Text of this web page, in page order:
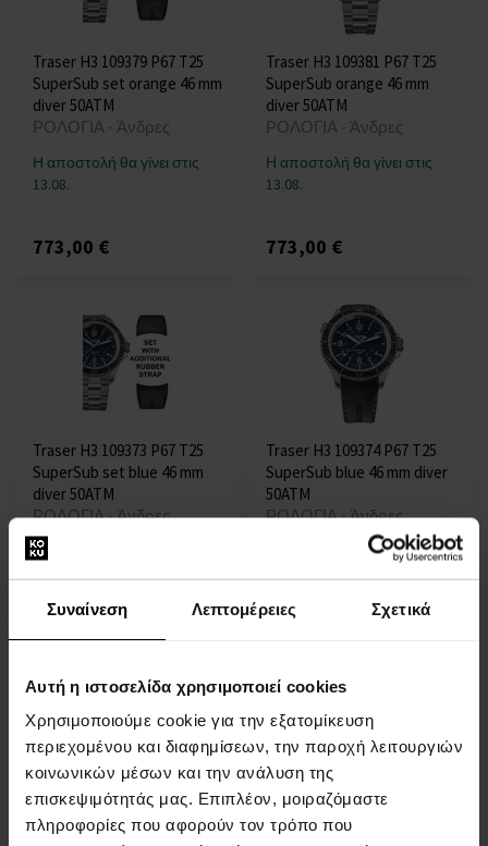
Συναίνεση Λεπτομέρειες Σχετικά
Αυτή η ιστοσελίδα χρησιμοποιεί cookies
Χρησιμοποιούμε cookie για την εξατομίκευση
περιεχομένου και διαφημίσεων, την παροχή λειτουργιών
κοινωνικών μέσων και την ανάλυση της
επισκεψιμότητάς μας. Επιπλέον, μοιραζόμαστε
πληροφορίες που αφορούν τον τρόπο που
Traser H3 109379 P67 T25
SuperSub set orange 46 mm
diver 50ATM
ΡΟΛΟΓΙΑ - Άνδρες
Η αποστολή θα γίνει στις
13.08.
773,00 €
Traser H3 109381 P67 T25
SuperSub orange 46 mm
diver 50ATM
ΡΟΛΟΓΙΑ - Άνδρες
Η αποστολή θα γίνει στις
13.08.
773,00 €
Traser H3 109373 P67 T25
SuperSub set blue 46 mm
diver 50ATM
ΡΟΛΟΓΙΑ - Άνδρες
Η αποστολή θα γίνει στις
830,00 €
Traser H3 109374 P67 T25
SuperSub blue 46 mm diver
50ATM
ΡΟΛΟΓΙΑ - Άνδρες
Η αποστολή θα γίνει στις
Traser H3 109375 P67 T25
Traser H3 104147 P66 Red